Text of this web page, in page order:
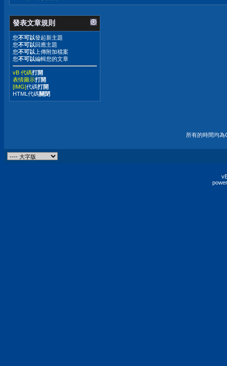
發表文章規則
您不可以發起新主題
您不可以回應主題
您不可以 上傳附加檔案
您不可以編輯您的文章
vB 代碼打開
表情圖示打開
[IMG]代碼打開
HTML代碼關閉
所有的時間均為